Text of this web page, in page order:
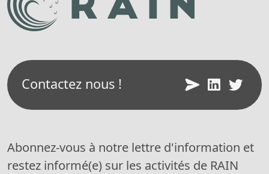
Contactez nous !
Abonnez-vous à notre lettre d'information et
restez informé(e) sur les activités de RAIN